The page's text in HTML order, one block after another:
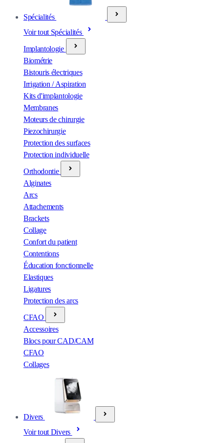
Spécialités
Voir tout Spécialités
Implantologie
Biométrie
Bistouris électriques
Irrigation / Aspiration
Kits d'implantologie
Membranes
Moteurs de chirurgie
Piezochirurgie
Protection des surfaces
Protection individuelle
Orthodontie
Alginates
Arcs
Attachements
Brackets
Collage
Confort du patient
Contentions
Éducation fonctionnelle
Elastiques
Ligatures
Protection des arcs
CFAO
Accessoires
Blocs pour CAD/CAM
CFAO
Collages
Divers
Voir tout Divers